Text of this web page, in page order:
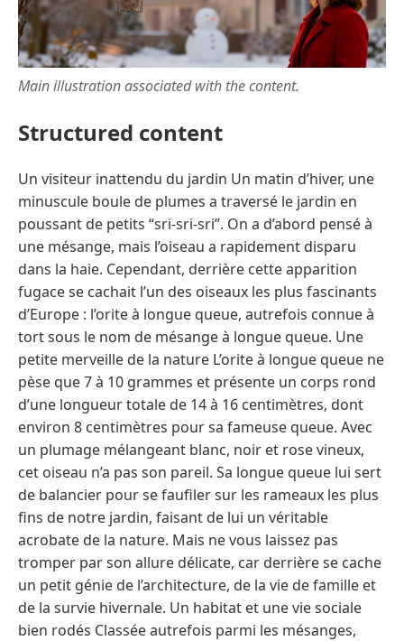
Main illustration associated with the content.
Structured content
Un visiteur inattendu du jardin Un matin d’hiver, une
minuscule boule de plumes a traversé le jardin en
poussant de petits “sri-sri-sri”. On a d’abord pensé à
une mésange, mais l’oiseau a rapidement disparu
dans la haie. Cependant, derrière cette apparition
fugace se cachait l’un des oiseaux les plus fascinants
d’Europe : l’orite à longue queue, autrefois connue à
tort sous le nom de mésange à longue queue. Une
petite merveille de la nature L’orite à longue queue ne
pèse que 7 à 10 grammes et présente un corps rond
d’une longueur totale de 14 à 16 centimètres, dont
environ 8 centimètres pour sa fameuse queue. Avec
un plumage mélangeant blanc, noir et rose vineux,
cet oiseau n’a pas son pareil. Sa longue queue lui sert
de balancier pour se faufiler sur les rameaux les plus
fins de notre jardin, faisant de lui un véritable
acrobate de la nature. Mais ne vous laissez pas
tromper par son allure délicate, car derrière se cache
un petit génie de l’architecture, de la vie de famille et
de la survie hivernale. Un habitat et une vie sociale
bien rodés Classée autrefois parmi les mésanges,